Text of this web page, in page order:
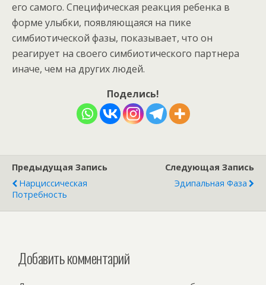
его самого. Специфическая реакция ребенка в
форме улыбки, появляющаяся на пике
симбиотической фазы, показывает, что он
реагирует на своего симбиотического партнера
иначе, чем на других людей.
Поделись!
Предыдущая Запись
Нарциссическая
Потребность
Следующая Запись
Эдипальная Фаза
Добавить комментарий